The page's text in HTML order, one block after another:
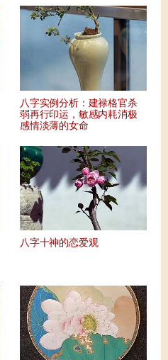
八字实例分析：建禄格官杀
弱再行印运，敏感内耗消极
感情淡薄的女命
八字十神的恋爱观